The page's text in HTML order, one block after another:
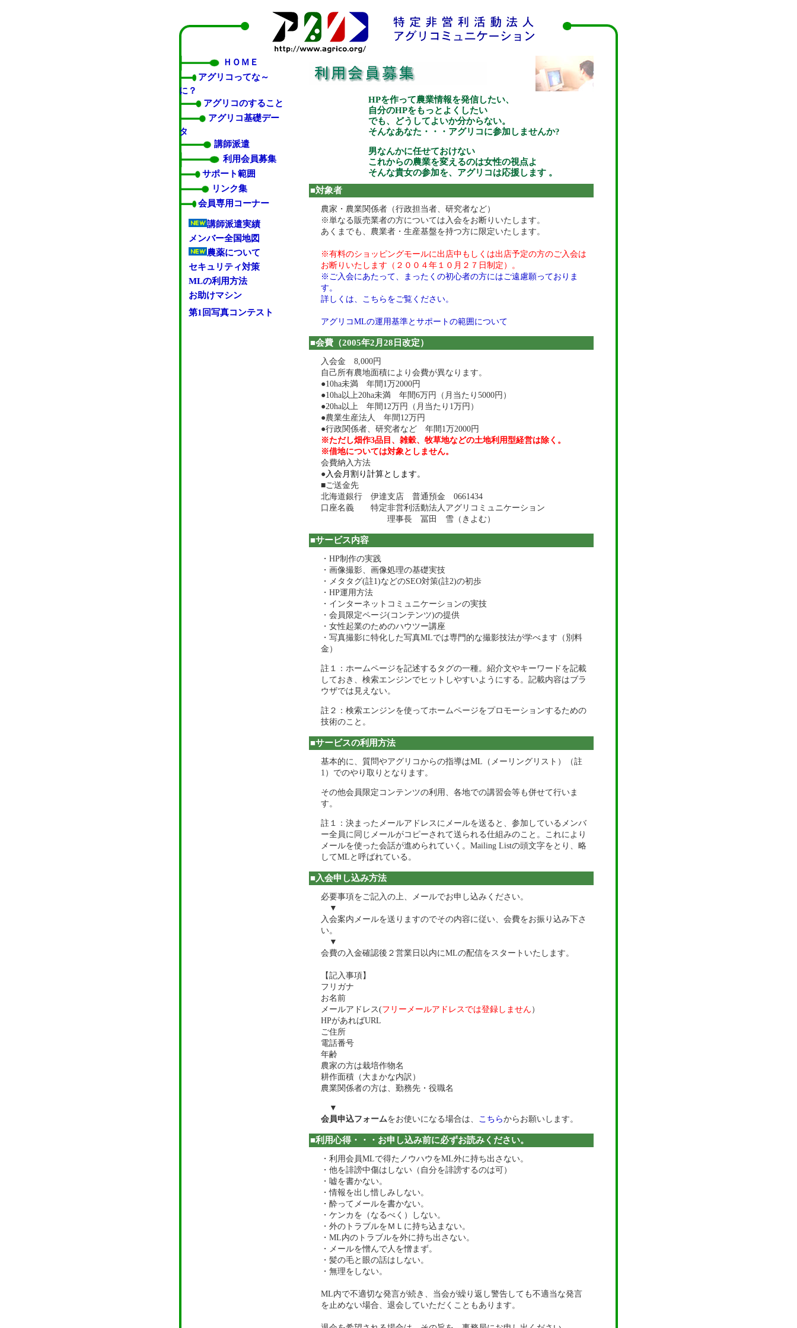
ＨＯＭＥ
アグリコってな～
に？
アグリコのすること
アグリコ基礎デー
タ
講師派遣
利用会員募集
サポート範囲
リンク集
会員専用コーナー
講師派遣実績
メンバー全国地図
農薬について
セキュリティ対策
MLの利用方法
お助けマシン
第1回写真コンテスト
HPを作って農業情報を発信したい、
自分のHPをもっとよくしたい
でも、どうしてよいか分からない。
そんなあなた・・・アグリコに参加しませんか?
男なんかに任せておけない
これからの農業を変えるのは女性の視点よ
そんな貴女の参加を、アグリコは応援します 。
■対象者
農家・農業関係者（行政担当者、研究者など）
※単なる販売業者の方については入会をお断りいたします。
あくまでも、農業者・生産基盤を持つ方に限定いたします。
※有料のショッピングモールに出店中もしくは出店予定の方のご入会は
お断りいたします（２００４年１０月２７日制定）。
※ご入会にあたって、まったくの初心者の方にはご遠慮願っておりま
す。
詳しくは、こちらをご覧ください。
アグリコMLの運用基準とサポートの範囲について
■会費（2005年2月28日改定）
入会金 8,000円
自己所有農地面積により会費が異なります。
●10ha未満 年間1万2000円
●10ha以上20ha未満 年間6万円（月当たり5000円）
●20ha以上 年間12万円（月当たり1万円）
●農業生産法人 年間12万円
●行政関係者、研究者など 年間1万2000円
※ただし畑作3品目、雑穀、牧草地などの土地利用型経営は除く。
※借地については対象としません。
会費納入方法
●入会月割り計算とします。
■ご送金先
北海道銀行 伊達支店 普通預金 0661434
口座名義 特定非営利活動法人アグリコミュニケーション
理事長 冨田 雪（きよむ）
■サービス内容
・HP制作の実践
・画像撮影、画像処理の基礎実技
・メタタグ(註1)などのSEO対策(註2)の初歩
・HP運用方法
・インターネットコミュニケーションの実技
・会員限定ページ(コンテンツ)の提供
・女性起業のためのハウツー講座
・写真撮影に特化した写真MLでは専門的な撮影技法が学べます（別料
金）
註１：ホームページを記述するタグの一種。紹介文やキーワードを記載
しておき、検索エンジンでヒットしやすいようにする。記載内容はブラ
ウザでは見えない。
註２：検索エンジンを使ってホームページをプロモーションするための
技術のこと。
■サービスの利用方法
基本的に、質問やアグリコからの指導はML（メーリングリスト）（註
1）でのやり取りとなります。
その他会員限定コンテンツの利用、各地での講習会等も併せて行いま
す。
註１：決まったメールアドレスにメールを送ると、参加しているメンバ
ー全員に同じメールがコピーされて送られる仕組みのこと。これにより
メールを使った会話が進められていく。Mailing Listの頭文字をとり、略
してMLと呼ばれている。
■入会申し込み方法
必要事項をご記入の上、メールでお申し込みください。
▼
入会案内メールを送りますのでその内容に従い、会費をお振り込み下さ
い。
▼
会費の入金確認後２営業日以内にMLの配信をスタートいたします。
【記入事項】
フリガナ
お名前
メールアドレス(フリーメールアドレスでは登録しません ）
HPがあればURL
ご住所
電話番号
年齢
農家の方は栽培作物名
耕作面積（大まかな内訳）
農業関係者の方は、勤務先・役職名
▼
会員申込フォームをお使いになる場合は、 こちらからお願いします。
■利用心得・・・お申し込み前に必ずお読みください。
・利用会員MLで得たノウハウをML外に持ち出さない。
・他を誹謗中傷はしない（自分を誹謗するのは可）
・嘘を書かない。
・情報を出し惜しみしない。
・酔ってメールを書かない。
・ケンカを（なるべく）しない。
・外のトラブルをＭＬに持ち込まない。
・ML内のトラブルを外に持ち出さない。
・メールを憎んで人を憎まず。
・髪の毛と眼の話はしない。
・無理をしない。
ML内で不適切な発言が続き、当会が繰り返し警告しても不適当な発言
を止めない場合、退会していただくこともあります。